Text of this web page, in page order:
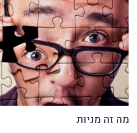
מה זה מניות